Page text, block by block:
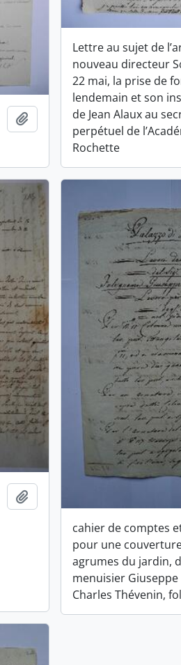
Lettre au sujet de
nouveau directeur
22 mai, la prise de
lendemain et son
de Jean Alaux au
perpétuel de
Rochette
Ajouter au presse-papier
cahier de comptes
pour une
agrumes du jardin,
menuisier Giuseppe
Charles Thévenin,